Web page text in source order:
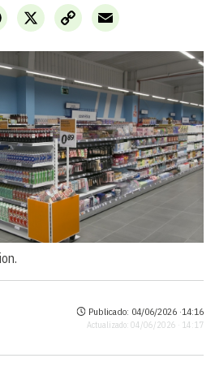
X
Facebook
Copy
Link
Email
Publicado: 04/06/2026 ·14:16
Actualizado: 04/06/2026 · 14:17